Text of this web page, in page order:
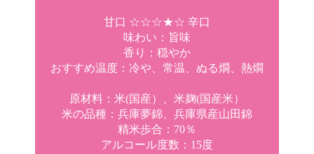
甘口 ☆☆☆★☆ 辛口
味わい：旨味
香り：穏やか
おすすめ温度：冷や、常温、ぬる燗、熱燗
原材料：米(国産）、米麹(国産米）
米の品種：兵庫夢錦、兵庫県産山田錦
精米歩合：70％
アルコール度数：15度